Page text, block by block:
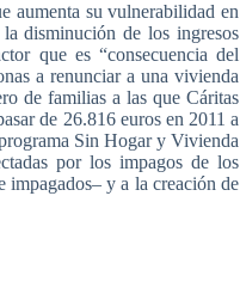
aumenta su vulnerabilidad en
ladisminución de los ingresos
que es “consecuencia del
arenunciara una vivienda
de familiasa las que Cáritas
de 26.816 eurosen 2011 a
Sin Hogary Vivienda
porlos impagosde los
impagados– y a la creación de